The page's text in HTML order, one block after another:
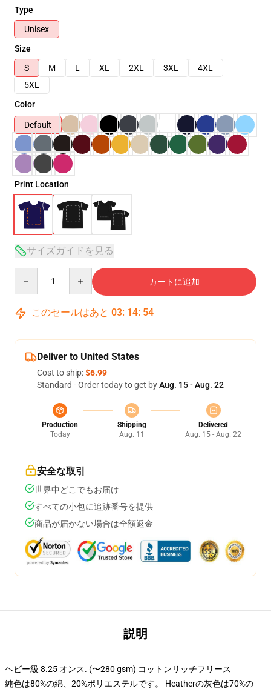
Type
Unisex
Size
S
M L XL 2XL 3XL
4XL
5XL
Color
Default
Print Location
サイズガイドを見る
カートに追加
このセールはあと 03: 14: 54
Deliver to United States
Cost to ship:$6.99
Standard - Order today to get byAug. 15 - Aug. 22
Production
Today
Shipping
Aug. 11
Delivered
Aug. 15 - Aug. 22
安全な取引
世界中どこでもお届け
すべての小包に追跡番号を提供
商品が届かない場合は全額返金
説明
ヘビー級 8.25 オンス. (〜280 gsm) コットンリッチフリース
純色は80%の綿、20%ポリエステルです。 Heatherの灰色は70%の